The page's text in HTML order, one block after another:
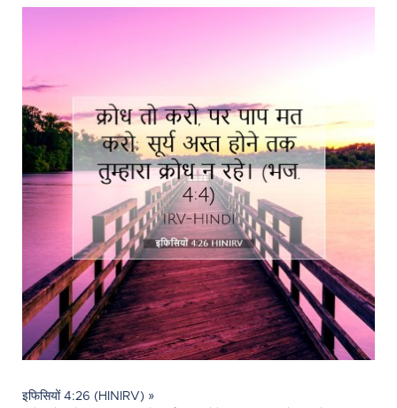
इफिसियों 4:26 (HINIRV) »